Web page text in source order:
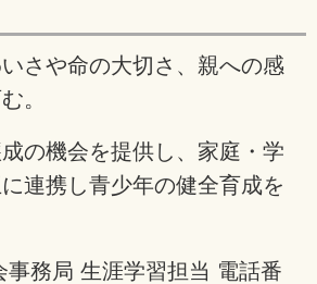
さや命の大切さ、親への感
。
の機会を提供し、家庭・学
連携し青少年の健全育成を
事務局 生涯学習担当 電話番